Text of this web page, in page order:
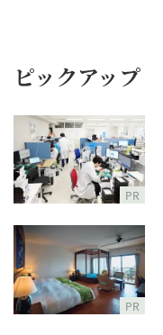
ピックアップ
PR
PR